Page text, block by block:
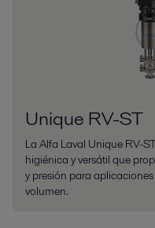
Unique RV-ST
La Alfa Laval Unique RV-
higiénica y versátil que
y presión para
volumen.